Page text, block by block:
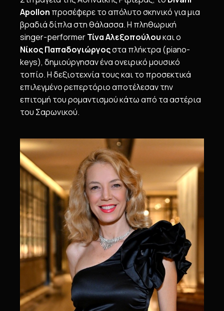
Apollon προσέφερε το απόλυτο σκηνικό για μια
βραδιά δίπλα στη θάλασσα. Η πληθωρική
singer-performerΤίνα Αλεξοπούλουκαι ο
Νίκος Παπαδογιώργοςστα πλήκτρα (piano-
keys), δημιούργησαν ένα ονειρικό μουσικό
τοπίο. Η δεξιοτεχνία τους και το προσεκτικά
επιλεγμένο ρεπερτόριο αποτέλεσαν την
επιτομή του ρομαντισμού κάτω από τα αστέρια
του Σαρωνικού.